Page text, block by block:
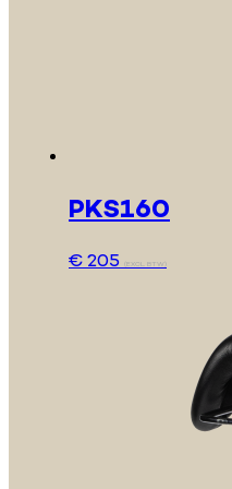
PKS160
€205 (EXCL. BTW)